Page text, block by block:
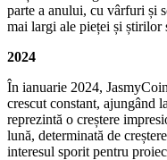
parte a anului, cu vârfuri și
mai largi ale pieței și știrilor
2024
În ianuarie 2024,
crescut constant, ajungând
reprezintă o creștere
lună, determinată de
interesul sporit pentru